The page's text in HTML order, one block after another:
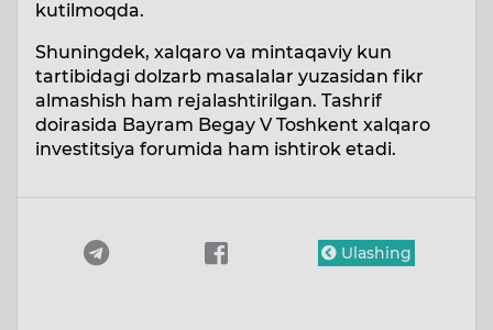
kutilmoqda.
Shuningdek, xalqaro va mintaqaviy kun
tartibidagi dolzarb masalalar yuzasidan fikr
almashish ham rejalashtirilgan. Tashrif
doirasida Bayram Begay V Toshkent xalqaro
investitsiya forumida ham ishtirok etadi.
Ulashing